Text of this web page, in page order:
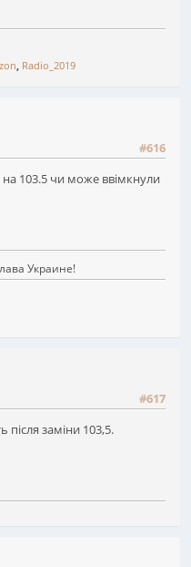
Radio_2019
#616
103.5 чи може ввімкнули
Украине!
#617
заміни 103,5.